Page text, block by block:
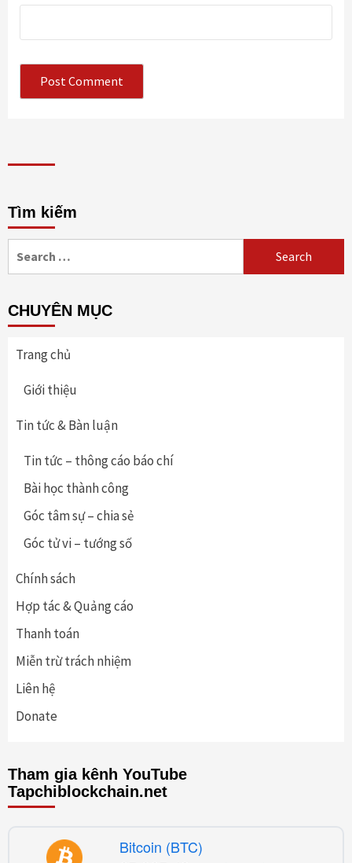
Tìm kiếm
for:
CHUYÊN MỤC
Trang chủ
Giới thiệu
Tin tức & Bàn luận
Tin tức – thông cáo báo chí
Bài học thành công
Góc tâm sự – chia sẻ
Góc tử vi – tướng số
Chính sách
Hợp tác & Quảng cáo
Thanh toán
Miễn trừ trách nhiệm
Liên hệ
Donate
Tham gia kênh YouTube
Tapchiblockchain.net
Bitcoin (BTC)